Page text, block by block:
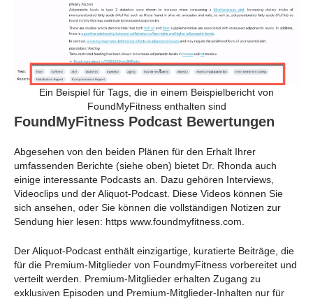
Ein Beispiel für Tags, die in einem Beispielbericht von
FoundMyFitness enthalten sind
FoundMyFitness Podcast Bewertungen
Abgesehen von den beiden Plänen für den Erhalt Ihrer
umfassenden Berichte (siehe oben) bietet Dr. Rhonda auch
einige interessante Podcasts an. Dazu gehören Interviews,
Videoclips und der Aliquot-Podcast. Diese Videos können Sie
sich ansehen, oder Sie können die vollständigen Notizen zur
Sendung hier lesen: https www.foundmyfitness.com.
Der Aliquot-Podcast enthält einzigartige, kuratierte Beiträge, die
für die Premium-Mitglieder von FoundmyFitness vorbereitet und
verteilt werden. Premium-Mitglieder erhalten Zugang zu
exklusiven Episoden und Premium-Mitglieder-Inhalten nur für